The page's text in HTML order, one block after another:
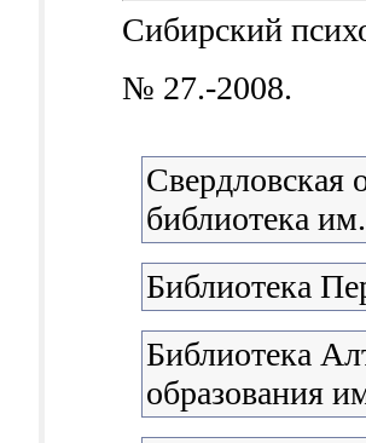
Сибирский
№ 27.-2008.
Свердловская
библиотека
Библиотека
Библиотека
образования